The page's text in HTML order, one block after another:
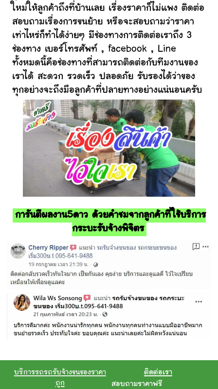
ใหม่ให้ลูกค้าถึงที่บ้านเลย เรื่องราคาก็ไม่แพง ติดต่อ
สอบถามเรื่องการขนย้าย หรือจะสอบถามว่าราคา
เท่าไหร่ก็ทำได้ง่ายๆ มีช่องทางการติดต่อเราถึง 3
ช่องทาง เบอร์โทรศัพท์ , facebook , Line
ทั้งหมดนี้คือช่องทางที่สามารถติดต่อกับทีมงานของ
เราได้ สะดวก รวดเร็ว ปลอดภัย รับรองได้ว่าของ
ทุกอย่างจะถึงมือลูกค้าที่ปลายทางอย่างแน่นอนครับ
การันตีผลงาน5ดาว ด้วยคำชมจากลูกค้าที่ใช้บริการ
กระบะรับจ้างพิจิตร
บริการรถรถรับจ้างขนของราคา
ถูก
ติดต่อเรา
สอบถามราคาฟรี